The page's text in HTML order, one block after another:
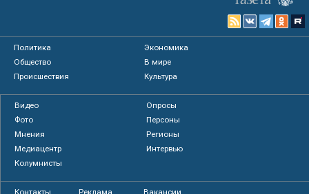
Политика
Экономика
Общество
В мире
Происшествия
Культура
Видео
Опросы
Фото
Персоны
Мнения
Регионы
Медиацентр
Интервью
Колумнисты